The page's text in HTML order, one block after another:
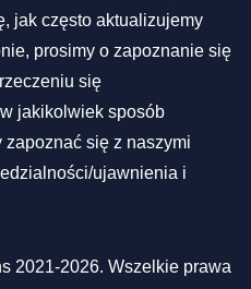
jak często aktualizujemy
prosimy o zapoznanie się
się
jakikolwiek sposób
zapoznać się z naszymi
ujawnienia i
2021-2026. Wszelkie prawa